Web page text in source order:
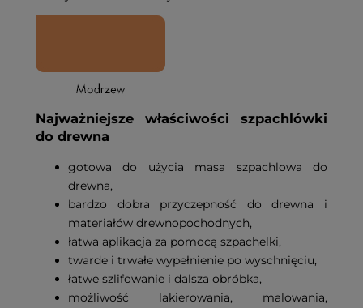
Najważniejsze właściwości szpachlówki
do drewna
gotowa do użycia masa szpachlowa do
drewna,
bardzo dobra przyczepność do drewna i
materiałów drewnopochodnych,
łatwa aplikacja za pomocą szpachelki,
twarde i trwałe wypełnienie po wyschnięciu,
łatwe szlifowanie i dalsza obróbka,
możliwość lakierowania, malowania,